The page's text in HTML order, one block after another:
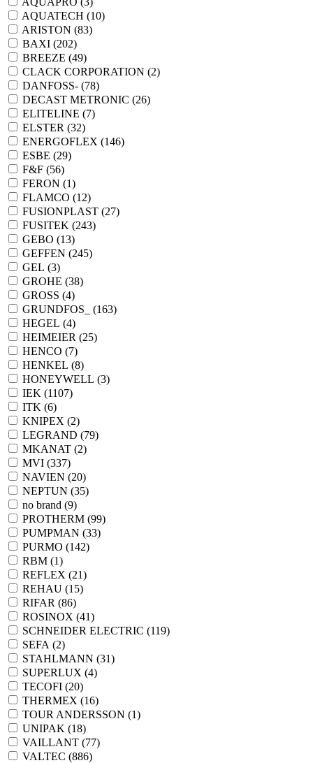
AQUATECH (10)
ARISTON (83)
BAXI (202)
BREEZE (49)
CLACK CORPORATION (2)
DANFOSS- (78)
DECAST METRONIC (26)
ELITELINE (7)
ELSTER (32)
ENERGOFLEX (146)
ESBE (29)
F&F (56)
FERON (1)
FLAMCO (12)
FUSIONPLAST (27)
FUSITEK (243)
GEBO (13)
GEFFEN (245)
GEL (3)
GROHE (38)
GROSS (4)
GRUNDFOS_ (163)
HEGEL (4)
HEIMEIER (25)
HENCO (7)
HENKEL (8)
HONEYWELL (3)
IEK (1107)
ITK (6)
KNIPEX (2)
LEGRAND (79)
MKANAT (2)
MVI (337)
NAVIEN (20)
NEPTUN (35)
no brand (9)
PROTHERM (99)
PUMPMAN (33)
PURMO (142)
RBM (1)
REFLEX (21)
REHAU (15)
RIFAR (86)
ROSINOX (41)
SCHNEIDER ELECTRIC (119)
SEFA (2)
STAHLMANN (31)
SUPERLUX (4)
TECOFI (20)
THERMEX (16)
TOUR ANDERSSON (1)
UNIPAK (18)
VAILLANT (77)
VALTEC (886)